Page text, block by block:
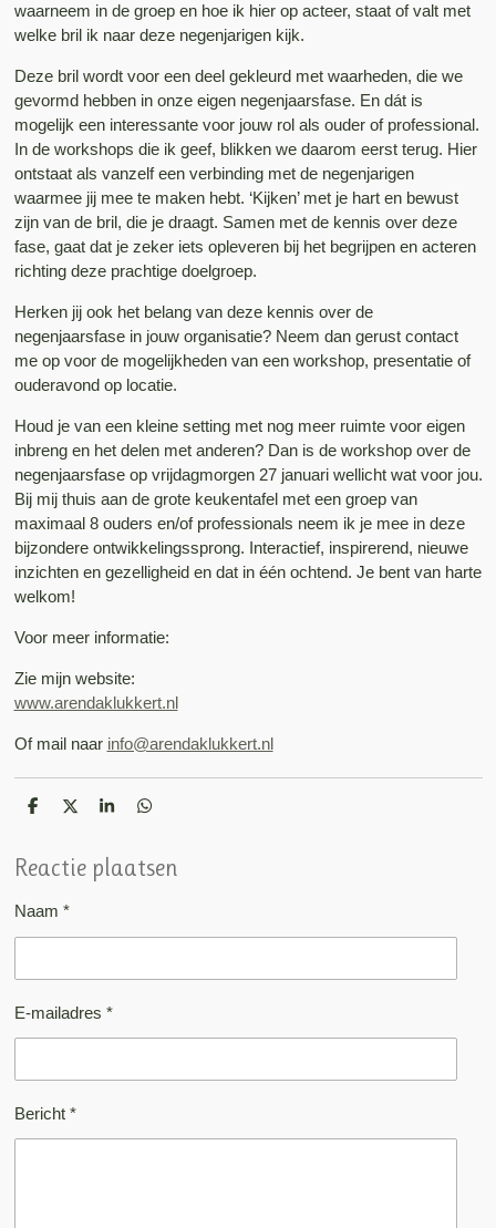
waarneem in de groep en hoe ik hier op acteer, staat of valt met
welke bril ik naar deze negenjarigen kijk.
Deze bril wordt voor een deel gekleurd met waarheden, die we
gevormd hebben in onze eigen negenjaarsfase. En dát is
mogelijk een interessante voor jouw rol als ouder of professional.
In de workshops die ik geef, blikken we daarom eerst terug. Hier
ontstaat als vanzelf een verbinding met de negenjarigen
waarmee jij mee te maken hebt. ‘Kijken’ met je hart en bewust
zijn van de bril, die je draagt. Samen met de kennis over deze
fase, gaat dat je zeker iets opleveren bij het begrijpen en acteren
richting deze prachtige doelgroep.
Herken jij ook het belang van deze kennis over de
negenjaarsfase in jouw organisatie? Neem dan gerust contact
me op voor de mogelijkheden van een workshop, presentatie of
ouderavond op locatie.
Houd je van een kleine setting met nog meer ruimte voor eigen
inbreng en het delen met anderen? Dan is de workshop over de
negenjaarsfase op vrijdagmorgen 27 januari wellicht wat voor jou.
Bij mij thuis aan de grote keukentafel met een groep van
maximaal 8 ouders en/of professionals neem ik je mee in deze
bijzondere ontwikkelingssprong. Interactief, inspirerend, nieuwe
inzichten en gezelligheid en dat in één ochtend. Je bent van harte
welkom!
Voor meer informatie:
Zie mijn website:
www.arendaklukkert.nl
Of mail naar info@arendaklukkert.nl
D
e
n
D
l
S
r
e
D
e
n
Reactie plaatsen
Naam *
E-mailadres *
Bericht *